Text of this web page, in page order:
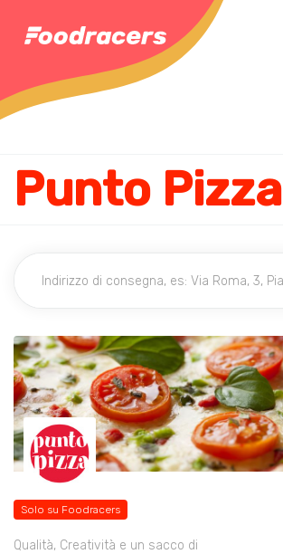
Punto Pizza
Solo su Foodracers
Qualità, Creatività e un sacco di